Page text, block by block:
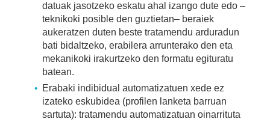
datuak jasotzeko eskatu ahal izango dute edo –
teknikoki posible den guztietan– beraiek
aukeratzen duten beste tratamendu arduradun
bati bidaltzeko, erabilera arrunterako den eta
mekanikoki irakurtzeko den formatu egituratu
batean.
Erabaki indibidual automatizatuen xede ez
izateko eskubidea (profilen lanketa barruan
sartuta): tratamendu automatizatuan oinarrituta